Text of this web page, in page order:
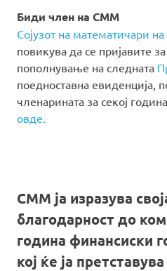
Биди член на СММ
Сојузот на математичари
повикува да се пријавите
пополнување на следната
поедноставна евиденција,
членарината за секој
овде.
СММ ја изразува
благодарност до
година финансиски
кој ќе ја